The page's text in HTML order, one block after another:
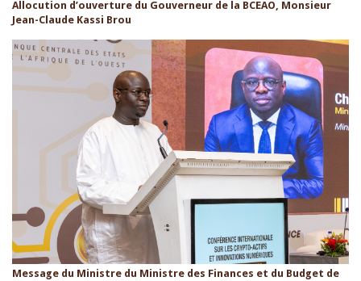
Allocution d’ouverture du Gouverneur de la BCEAO, Monsieur
Jean-Claude Kassi Brou
Message du Ministre du Ministre des Finances et du Budget de